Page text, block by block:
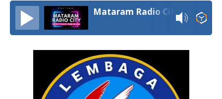
Mataram Radio City